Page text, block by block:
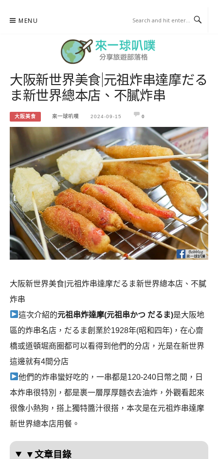
MENU
來一球叭噗
分享日本自助部落格
大阪新世界美食|元祖炸串達摩だる
ま新世界總本店、不膩炸串
大阪美食 來一球叭噗 2024-09-15 0
大阪新世界美食|元祖炸串達摩だるま新世界總本店、不膩
炸串
這次介紹的元祖串炸達摩(元祖串かつ だるま)是大阪地
區的炸串名店，だるま創業於1928年(昭和四年)，在心齋
橋或道頓堀商圈都可以看得到他們的分店，光是在新世界
這邊就有4間分店
他們的炸串蠻好吃的，一串都是120-240日幣之間，日
本炸串很特別，都是裹一層厚厚麵衣去油炸，外觀看起來
很像小熱狗，搭上獨特醬汁很搭，本次是在元祖炸串達摩
新世界總本店用餐。
▼文章目錄